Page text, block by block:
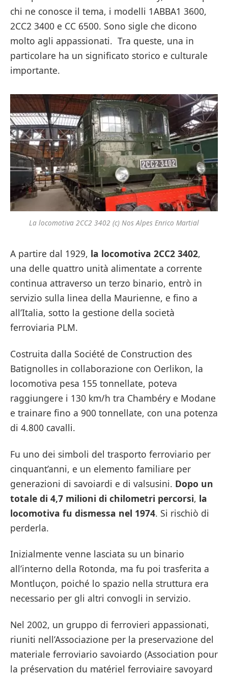
chi ne conosce il tema, i modelli 1ABBA1 3600,
2CC2 3400 e CC 6500. Sono sigle che dicono
molto agli appassionati. Tra queste, una in
particolare ha un significato storico e culturale
importante.
La locomotiva 2CC2 3402 (c) Nos Alpes Enrico Martial
A partire dal 1929, la locomotiva 2CC2 3402,
una delle quattro unità alimentate a corrente
continua attraverso un terzo binario, entrò in
servizio sulla linea della Maurienne, e fino a
all’Italia, sotto la gestione della società
ferroviaria PLM.
Costruita dalla Société de Construction des
Batignolles in collaborazione con Oerlikon, la
locomotiva pesa 155 tonnellate, poteva
raggiungere i 130 km/h tra Chambéry e Modane
e trainare fino a 900 tonnellate, con una potenza
di 4.800 cavalli.
Fu uno dei simboli del trasporto ferroviario per
cinquant’anni, e un elemento familiare per
generazioni di savoiardi e di valsusini. Dopo un
totale di 4,7 milioni di chilometri percorsi, la
locomotiva fu dismessa nel 1974. Si rischiò di
perderla.
Inizialmente venne lasciata su un binario
all’interno della Rotonda, ma fu poi trasferita a
Montluçon, poiché lo spazio nella struttura era
necessario per gli altri convogli in servizio.
Nel 2002, un gruppo di ferrovieri appassionati,
riuniti nell’Associazione per la preservazione del
materiale ferroviario savoiardo (Association pour
la préservation du matériel ferroviaire savoyard